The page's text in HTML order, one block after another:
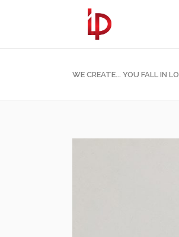
WE CREATE... YOU FALL IN